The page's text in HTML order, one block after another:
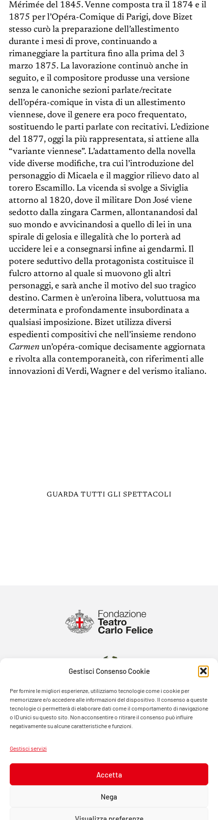
Gestisci Consenso Cookie
Per fornire le migliori esperienze, utilizziamo tecnologie come i cookie per
memorizzare e/o accedere alle informazioni del dispositivo. Il consenso a queste
tecnologie ci permetterà di elaborare dati come il comportamento di navigazione
o ID unici su questo sito. Non acconsentire o ritirare il consenso può influire
negativamente su alcune caratteristiche e funzioni.
Gestisci servizi
Accetta
Nega
Mérimée del 1845. Venne composta tra il 1874 e il
1875 per l’Opéra-Comique di Parigi, dove Bizet
stesso curò la preparazione dell’allestimento
durante i mesi di prove, continuando a
rimaneggiare la partitura fino alla prima del 3
marzo 1875. La lavorazione continuò anche in
seguito, e il compositore produsse una versione
senza le canoniche sezioni parlate/recitate
dell’opéra-comique in vista di un allestimento
viennese, dove il genere era poco frequentato,
sostituendo le parti parlate con recitativi. L’edizione
del 1877, oggi la più rappresentata, si attiene alla
“variante viennese”. L’adattamento della novella
vide diverse modifiche, tra cui l’introduzione del
personaggio di Micaela e il maggior rilievo dato al
torero Escamillo. La vicenda si svolge a Siviglia
attorno al 1820, dove il militare Don José viene
sedotto dalla zingara Carmen, allontanandosi dal
suo mondo e avvicinandosi a quello di lei in una
spirale di gelosia e illegalità che lo porterà ad
uccidere lei e a consegnarsi infine ai gendarmi. Il
potere seduttivo della protagonista costituisce il
fulcro attorno al quale si muovono gli altri
personaggi, e sarà anche il motivo del suo tragico
destino. Carmen è un’eroina libera, voluttuosa ma
determinata e profondamente insubordinata a
qualsiasi imposizione. Bizet utilizza diversi
espedienti compositivi che nell’insieme rendono
Carmenun’opéra-comique decisamente aggiornata
e rivolta alla contemporaneità, con riferimenti alle
innovazioni di Verdi, Wagner e del verismo italiano.
GUARDA TUTTI GLI SPETTACOLI